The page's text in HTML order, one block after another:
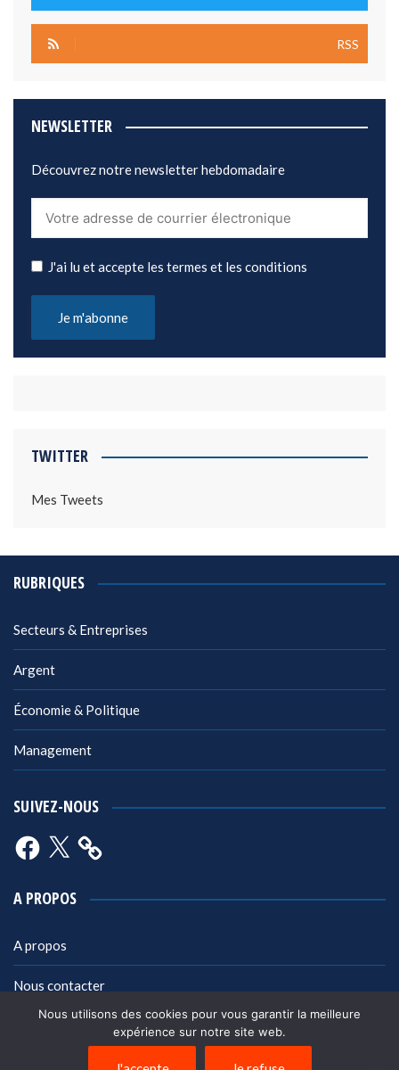
RSS
NEWSLETTER
Découvrez notre newsletter hebdomadaire
J'ai lu et accepte les termes et les conditions
TWITTER
Mes Tweets
RUBRIQUES
Secteurs & Entreprises
Argent
Économie & Politique
Management
SUIVEZ-NOUS
Facebook
X
A PROPOS
A propos
Nous contacter
Politique de confidentialité
Nous utilisons des cookies pour vous garantir la meilleure
expérience sur notre site web.